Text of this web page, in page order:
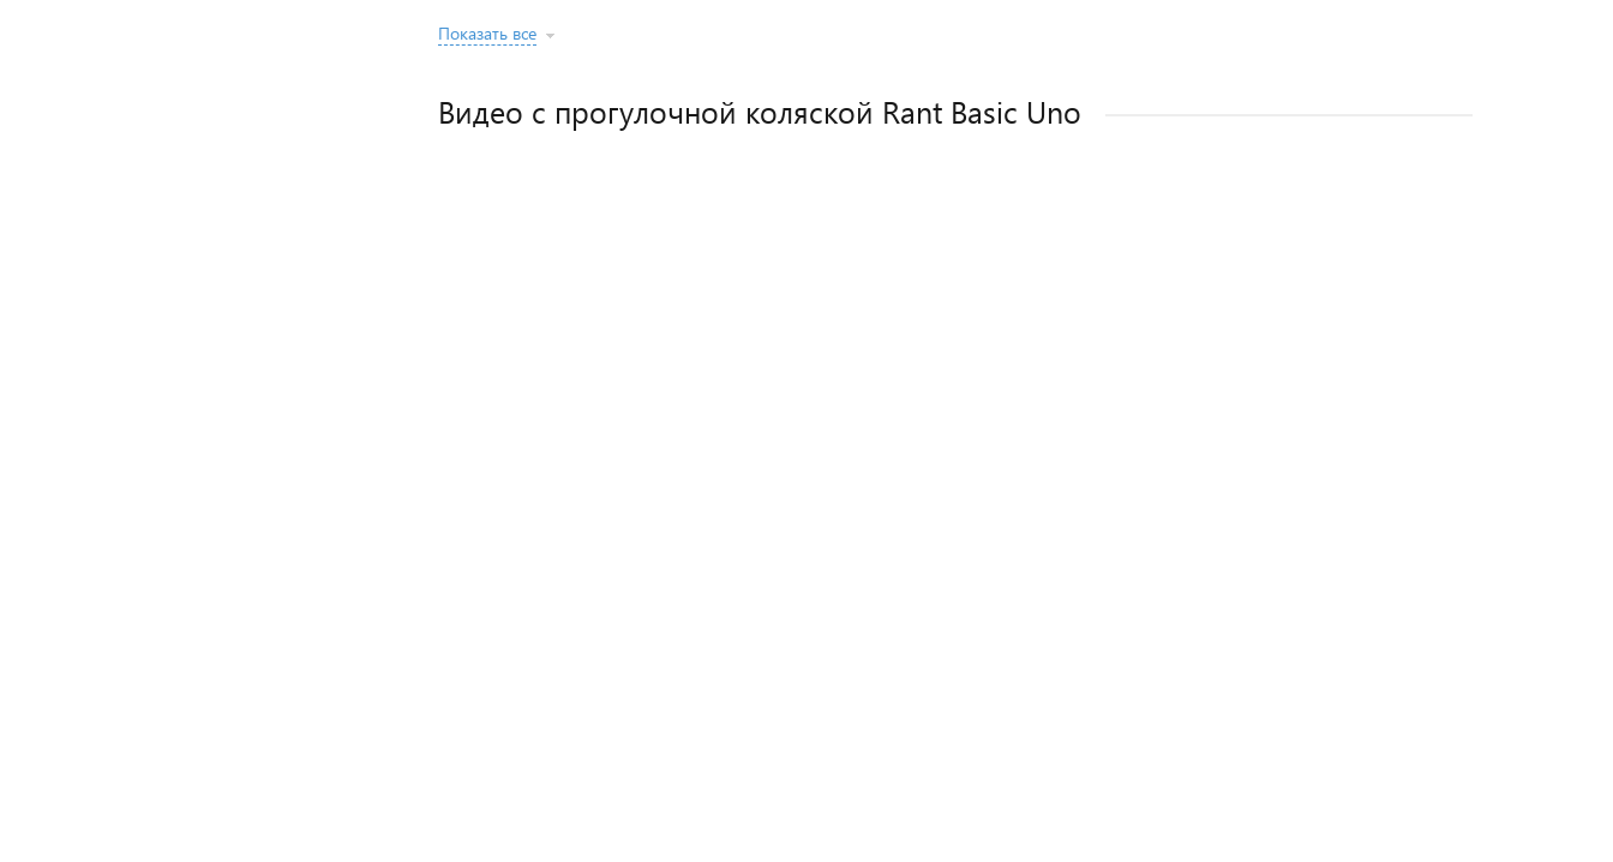
Показать все
Видео с прогулочной коляской Rant Basic Uno